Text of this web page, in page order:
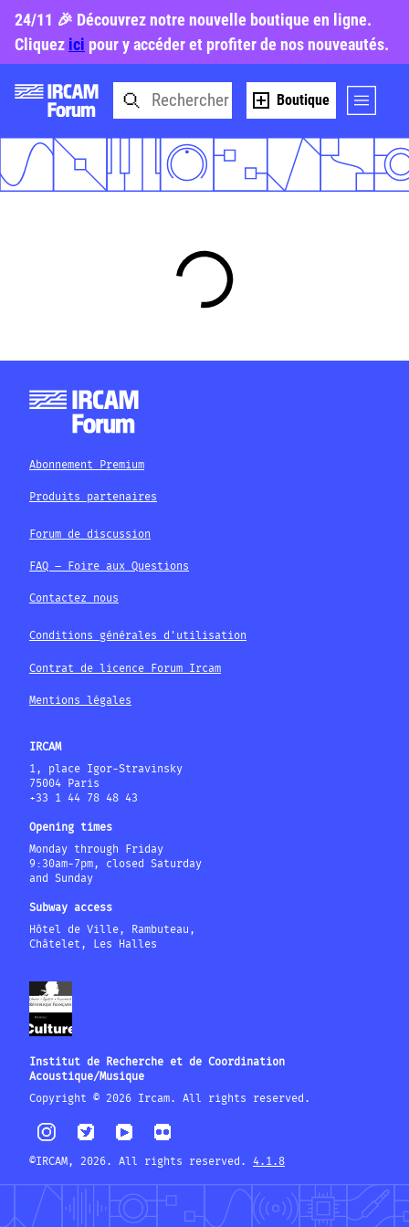
24/11 🎉 Découvrez notre nouvelle boutique en ligne.
Cliquez ici pour y accéder et profiter de nos nouveautés.
Boutique
Abonnement Premium
Produits partenaires
Forum de discussion
FAQ – Foire aux Questions
Contactez nous
Conditions générales d'utilisation
Contrat de licence Forum Ircam
Mentions légales
IRCAM
1, place Igor-Stravinsky
75004 Paris
+33 1 44 78 48 43
Opening times
Monday through Friday
9:30am-7pm, closed Saturday
and Sunday
Subway access
Hôtel de Ville, Rambuteau,
Châtelet, Les Halles
Institut de Recherche et de Coordination
Acoustique/Musique
Copyright © 2026 Ircam. All rights reserved.
©IRCAM, 2026. All rights reserved. 4.1.8